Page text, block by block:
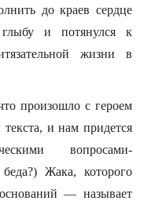
до краев сердце
глыбу и потянулся к
жизни в
произошло с героем
текста, и нам придется
вопросами-
Жака, которого
— называет